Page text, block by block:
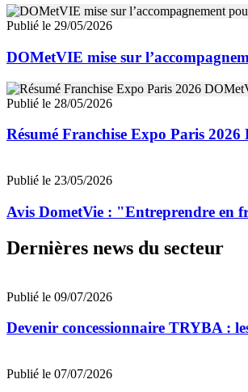
Publié le 29/05/2026
DOMetVIE mise sur
Publié le 28/05/2026
Résumé Franchise Expo Paris
Publié le 23/05/2026
Avis DometVie : "Entreprendre en
Dernières news du secteur
Publié le 09/07/2026
Devenir concessionnaire TRYBA :
Publié le 07/07/2026